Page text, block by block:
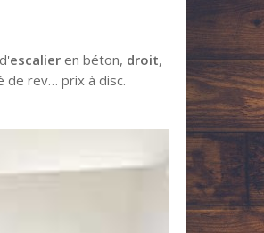
escalier en béton, droit,
de rev… prix à disc.